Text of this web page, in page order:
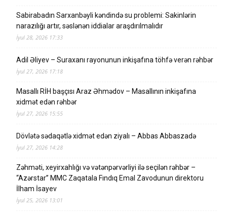
Sabirabadın Sarxanbəyli kəndində su problemi: Sakinlərin
narazılığı artır, səslənən iddialar araşdırılmalıdır
İyul 28, 2026 17:33
Adil Əliyev – Suraxanı rayonunun inkişafına töhfə verən rəhbər
İyul 27, 2026 17:18
Masallı RİH başçısı Araz Əhmədov – Masallının inkişafına
xidmət edən rəhbər
İyul 27, 2026 15:55
Dövlətə sədaqətlə xidmət edən ziyalı – Abbas Abbaszadə
İyul 27, 2026 14:28
Zəhməti, xeyirxahlığı və vətənpərvərliyi ilə seçilən rəhbər –
“Azərstar” MMC Zaqatala Fındıq Emal Zavodunun direktoru
İlham İsayev
İyul 25, 2026 13:01